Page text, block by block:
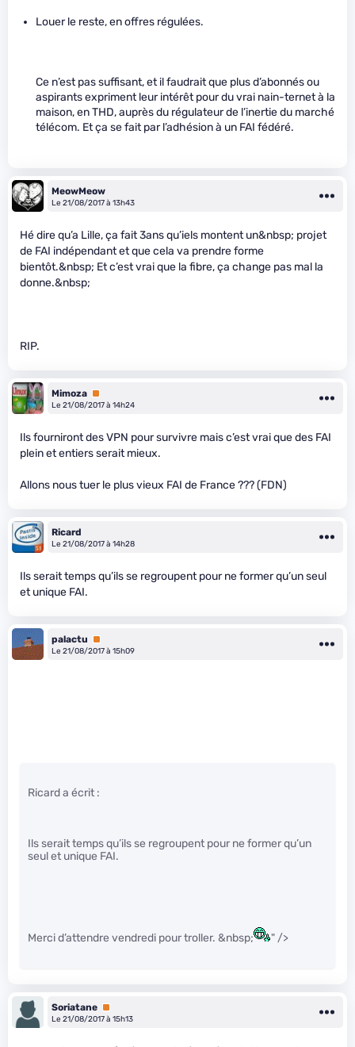
Louer le reste, en offres régulées.
Ce n’est pas suffisant, et il faudrait que plus d’abonnés ou
aspirants expriment leur intérêt pour du vrai nain-ternet à la
maison, en THD, auprès du régulateur de l’inertie du marché
télécom. Et ça se fait par l’adhésion à un FAI fédéré.
MeowMeow
Le 21/08/2017 à 13h43
Hé dire qu’a Lille, ça fait 3ans qu’iels montent un&nbsp; projet
de FAI indépendant et que cela va prendre forme
bientôt.&nbsp; Et c’est vrai que la fibre, ça change pas mal la
donne.&nbsp;
RIP.
Mimoza Premium
Le 21/08/2017 à 14h24
Ils fourniront des VPN pour survivre mais c’est vrai que des FAI
plein et entiers serait mieux.
Allons nous tuer le plus vieux FAI de France ??? (FDN)
Ricard
Le 21/08/2017 à 14h28
Ils serait temps qu’ils se regroupent pour ne former qu’un seul
et unique FAI.
palactu
Premium
Le 21/08/2017 à 15h09
Ricard a écrit :
Ils serait temps qu’ils se regroupent pour ne former qu’un
seul et unique FAI.
Merci d’attendre vendredi pour troller. &nbsp; " />
Soriatane Premium
Le 21/08/2017 à 15h13